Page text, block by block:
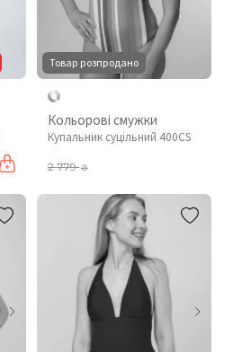
Товар розпродано
Кольорові смужки
Купальник суцільний 400CS
2 779₴